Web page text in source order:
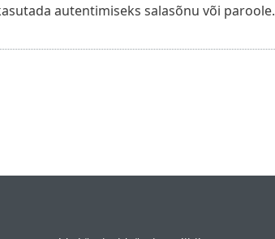
autentimiseks salasõnu või paroole.